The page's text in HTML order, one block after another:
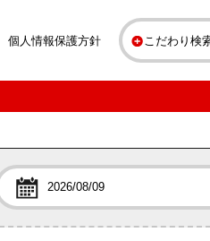
こだわり検
個人情報保護方針